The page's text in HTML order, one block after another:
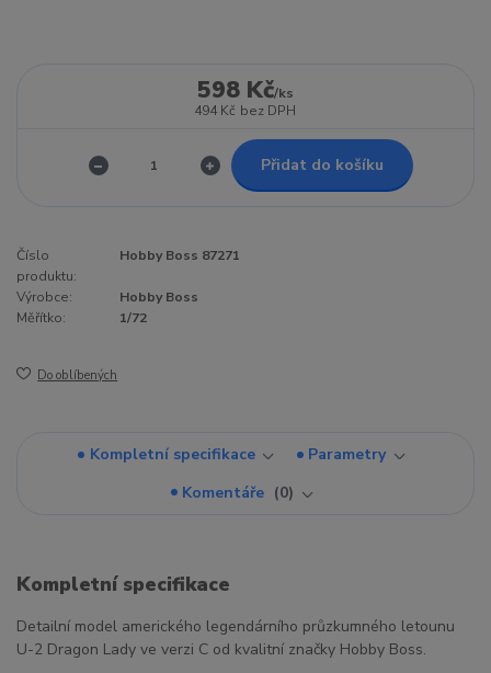
598 Kč/ks
494 Kč bez DPH
Přidat do košíku
Číslo
produktu:
Hobby Boss 87271
Výrobce:
Hobby Boss
Měřítko:
1/72
Do oblíbených
Kompletní specifikace
Parametry
Komentáře
0
Kompletní specifikace
Detailní model amerického legendárního průzkumného letounu
U-2 Dragon Lady ve verzi C od kvalitní značky Hobby Boss.